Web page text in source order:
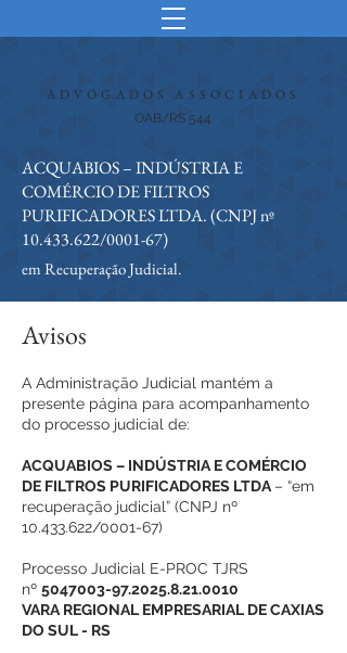
OAB/RS 544
ADVOGADOS ASSOCIADOS
ACQUABIOS – INDÚSTRIA E
COMÉRCIO DE FILTROS
PURIFICADORES LTDA. (CNPJ nº
10.433.622/0001-67)
em Recuperação Judicial.
Avisos
A Administração Judicial mantém a
presente página para acompanhamento
do processo judicial de:
ACQUABIOS – INDÚSTRIA E COMÉRCIO
DE FILTROS PURIFICADORES LTDA – “em
recuperação judicial” (CNPJ nº
10.433.622/0001-67)
Processo Judicial E-PROC TJRS
nº 5047003-97.2025.8.21.0010
VARA REGIONAL EMPRESARIAL DE CAXIAS
DO SUL - RS